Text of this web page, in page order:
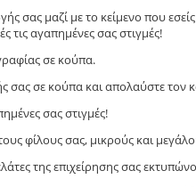
σας μαζί με το κείμενο που
αγαπημένες σας στιγμές!
σε κούπα.
σας σε κούπα και απολαύστε
σας στιγμές!
φίλους σας, μικρούς και
της επιχείρησης σας